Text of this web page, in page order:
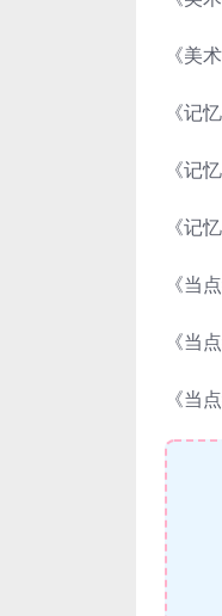
《美
《记
《记
《记
《当
《当
《当